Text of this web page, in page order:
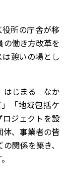
所の庁舎が移
働き方改革を
憩いの場とし
はじまる なか
「地域包括ケ
ジェクトを設
体、事業者の皆
関係を築き、